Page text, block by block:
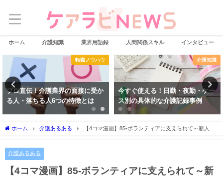
ホーム 介護知識 業界用語録 人間関係スキル インタビュー
転職ノウハウ
プロ直伝！介護業界の面接に受か
る人・落ちる人6つの特徴とは
介護知識
今すぐ使える！日勤・夜勤・ケー
ス別の具体的な介護記録事例
ホーム 介護あるある
【4コマ漫画】85-ボランティアに支えられて～新人介
介護あるある
【4コマ漫画】85-ボランティアに支えられて～新